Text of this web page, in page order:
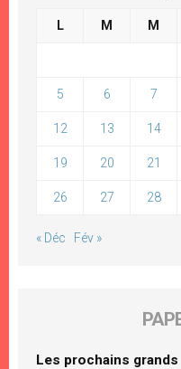
L M M
5 6 7
12 13 14
19 20 21
26 27 28
« Déc Fév »
Les prochains grands